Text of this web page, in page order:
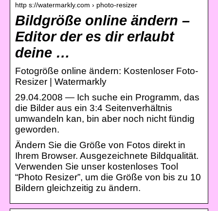
http s://watermarkly.com › photo-resizer
Bildgröße online ändern –
Editor der es dir erlaubt
deine …
Fotogröße online ändern: Kostenloser Foto-
Resizer | Watermarkly
29.04.2008 — Ich suche ein Programm, das
die Bilder aus ein 3:4 Seitenverhältnis
umwandeln kan, bin aber noch nicht fündig
geworden.
Ändern Sie die Größe von Fotos direkt in
Ihrem Browser. Ausgezeichnete Bildqualität.
Verwenden Sie unser kostenloses Tool
“Photo Resizer”, um die Größe von bis zu 10
Bildern gleichzeitig zu ändern.